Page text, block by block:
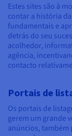
Estes sites são à
contar a história
fundamentais e
detrás do seu
acolhedor,
agência,
contacto
Portais de
Os portais de
gerem um grande
anúncios,